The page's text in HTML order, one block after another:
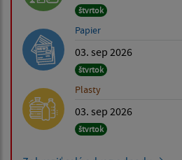
štvrtok
Papier
03. sep 2026
štvrtok
Plasty
03. sep 2026
štvrtok